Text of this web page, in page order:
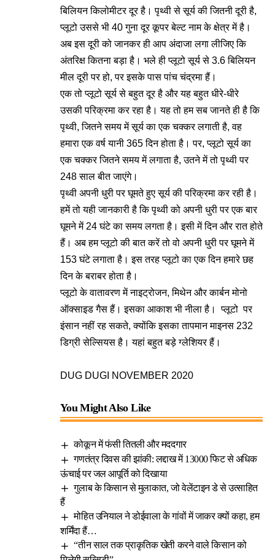
बिलियन किलोमीटर दूर है। पृथ्वी से सूर्य की जितनी दूरी है,
प्लूटो उससे भी 40 गुना दूर कूपर बेल्ट नाम के क्षेत्र में है।
अब इस दूरी को जानकर ही आप अंदाजा लगा लीजिए कि
अंतरिक्ष कितना बड़ा है। भले ही प्लूटो सूर्य से 3.6 बिलियन
मील दूरी पर हो, पर इसके पास पांच चंद्रमा हैं।
एक तो प्लूटो सूर्य से बहुत दूर है और यह बहुत धीरे-धीरे
उसकी परिक्रमा कर रहा है। यह तो हम सब जानते ही है कि
पृथ्वी, जितने समय में सूर्य का एक चक्कर लगाती है, वह
हमारा एक वर्ष यानी 365 दिन होता है। पर, प्लूटो सूर्य का
एक चक्कर जितने समय में लगाता है, उतने में तो पृथ्वी पर
248 साल बीत जाएंगे।
पृथ्वी अपनी धुरी पर घूमते हुए सूर्य की परिक्रमा कर रही है।
हमें तो यही जानकारी है कि पृथ्वी को अपनी धुरी पर एक बार
घूमने में 24 घंटे का समय लगता है। इसी में दिन और रात होते
हैं। अब हम प्लूटो की बात करें तो वो अपनी धुरी पर घूमने में
153 घंटे लगाता है। इस तरह प्लूटो का एक दिन हमारे छह
दिन के बराबर होता है।
प्लूटो के वातावरण में नाइट्रोजन, मिथेन और कार्बन मोनो
ऑक्साइड गैस हैं। इसका आकाश भी नीला है। प्लूटो पर
इंसान नहीं रह सकते, क्योंकि इसका तापमान माइनस 232
डिग्री सेल्सियस है। यहां बहुत बड़े ग्लेशियर हैं।
DUG DUGI NOVEMBER 2020
You Might Also Like
कोकून में फंसी तितली और मददगार
गणतंत्र दिवस की झांकी: लद्दाख में 13000 फिट से अधिक
ऊंचाई पर जल आपूर्ति को दिखाया
गुलाब के किसान से मुलाकात, जो वेलेंटाइन डे से उत्साहित
हैं
मोहित उनियाल ने डोईवाला के गांवों में जाकर क्यों कहा, हम
शर्मिंदा हैं…
“तीन साल तक प्राकृतिक खेती करने वाले किसान को